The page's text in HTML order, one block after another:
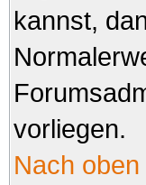
kannst,
vorliegen.
Nach oben